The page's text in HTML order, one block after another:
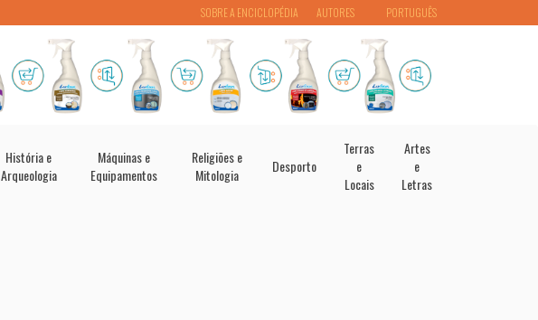
PORTUGUÊS
SOBRE A ENCICLOPÉDIA AUTORES
História e
Arqueologia
Máquinas e
Equipamentos
Religiões e
Mitologia
Desporto
Terras
e
Locais
Artes
e
Letras